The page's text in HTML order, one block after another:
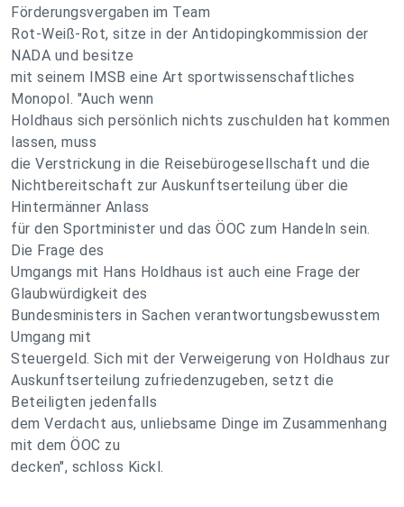
Förderungsvergaben im Team
Rot-Weiß-Rot, sitze in der Antidopingkommission der
NADA und besitze
mit seinem IMSB eine Art sportwissenschaftliches
Monopol. "Auch wenn
Holdhaus sich persönlich nichts zuschulden hat kommen
lassen, muss
die Verstrickung in die Reisebürogesellschaft und die
Nichtbereitschaft zur Auskunftserteilung über die
Hintermänner Anlass
für den Sportminister und das ÖOC zum Handeln sein.
Die Frage des
Umgangs mit Hans Holdhaus ist auch eine Frage der
Glaubwürdigkeit des
Bundesministers in Sachen verantwortungsbewusstem
Umgang mit
Steuergeld. Sich mit der Verweigerung von Holdhaus zur
Auskunftserteilung zufriedenzugeben, setzt die
Beteiligten jedenfalls
dem Verdacht aus, unliebsame Dinge im Zusammenhang
mit dem ÖOC zu
decken", schloss Kickl.